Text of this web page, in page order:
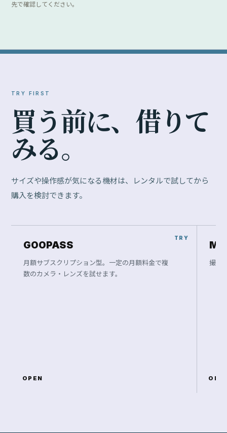
先で確認してください。
TRY FIRST
買う前に、 借りて
みる。
サイズや操作感が気になる機材は、レンタルで試してから
購入を検討できます。
GOOPASS
月額サブスクリプション型。一定の月額料金で複
数のカメラ・レンズを試せます。
OPEN
撮影